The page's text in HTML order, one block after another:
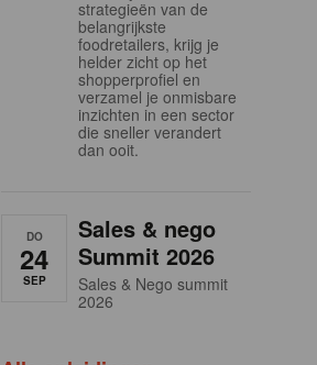
strategieën van de
belangrijkste
foodretailers, krijg je
helder zicht op het
shopperprofiel en
verzamel je onmisbare
inzichten in een sector
die sneller verandert
dan ooit.
DO
24
SEP
Sales & nego
Summit 2026
Sales & Nego summit
2026